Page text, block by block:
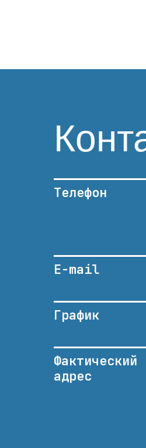
Телефон
E-mail
График
Фактический
адрес